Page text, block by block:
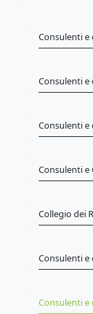
Consulenti e
Consulenti e
Consulenti e
Consulenti e
Collegio dei
Consulenti e
Consulenti e